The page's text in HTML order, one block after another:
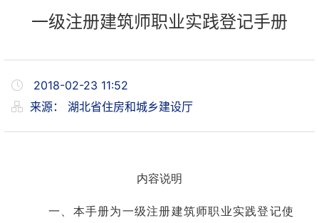
一级注册建筑师职业实践登记手册
2018-02-23 11:52
来源： 湖北省住房和城乡建设厅
内容说明
一、本手册为一级注册建筑师职业实践登记使